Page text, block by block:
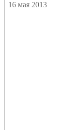
16 мая 2013